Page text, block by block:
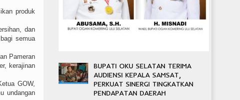
produk
dan
semua
Pameran
kerajinan
GOW,
undangan
BUPATI OKU SELATAN TERIMA
AUDIENSI KEPALA SAMSAT,
PERKUAT SINERGI TINGKATKAN
PENDAPATAN DAERAH